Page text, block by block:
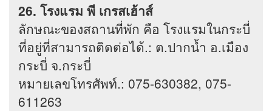
26. โรงแรม พี เกรสเฮ้าส์
ลักษณะของสถานที่พัก คือ โรงแรมในกระบี่
ที่อยู่ที่สามารถติดต่อได้.: ต.ปากน้ำ อ.เมือง
กระบี่ จ.กระบี่
หมายเลขโทรศัพท์.: 075-630382, 075-
611263